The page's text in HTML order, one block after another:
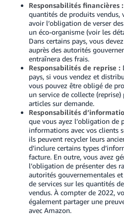
Responsabilités financières :
quantités de produits vendus,
avoir l’obligation de verser
un éco-organisme (voir les
Dans certains pays, vous
auprès des autorités
entraînera des frais.
Responsabilités de reprise :
pays, si vous vendez et
vous pouvez être obligé de
un service de collecte (reprise)
articles sur demande.
Responsabilités
que vous ayez l’obligation de
informations avec vos clients
ils peuvent recycler leurs
d’inclure certains types
facture. En outre, vous avez
l’obligation de présenter des
autorités gouvernementales
de services sur les quantités
vendus. À compter de 2022,
également partager une
avec Amazon.